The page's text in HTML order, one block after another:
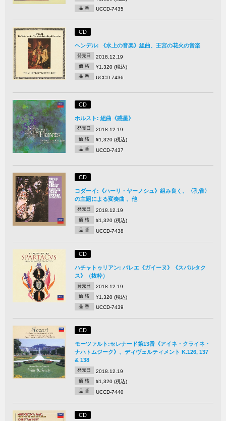
品 番 UCCD-7435
CD
ヘンデル: 《水上の音楽》組曲、王宮の花火の音楽
発売日 2018.12.19
価 格 ¥1,320 (税込)
品 番 UCCD-7436
CD
ホルスト: 組曲《惑星》
発売日 2018.12.19
価 格 ¥1,320 (税込)
品 番 UCCD-7437
CD
コダーイ:《ハーリ・ヤーノシュ》組み良く、〈孔雀〉
の主題による変奏曲 、他
発売日 2018.12.19
価 格 ¥1,320 (税込)
品 番 UCCD-7438
CD
ハチャトゥリアン: バレエ《ガイーヌ》《スパルタク
ス》（抜粋）
発売日 2018.12.19
価 格 ¥1,320 (税込)
品 番 UCCD-7439
CD
モーツァルト:セレナード第13番《アイネ・クライネ・
ナハトムジーク》、ディヴェルティメント K.126, 137
& 138
発売日 2018.12.19
価 格 ¥1,320 (税込)
品 番 UCCD-7440
CD